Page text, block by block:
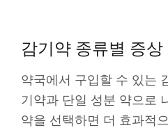
감기약 종류별 증
약국에서 구입할 수 있는
기약과 단일 성분 약으로
약을 선택하면 더 효과적